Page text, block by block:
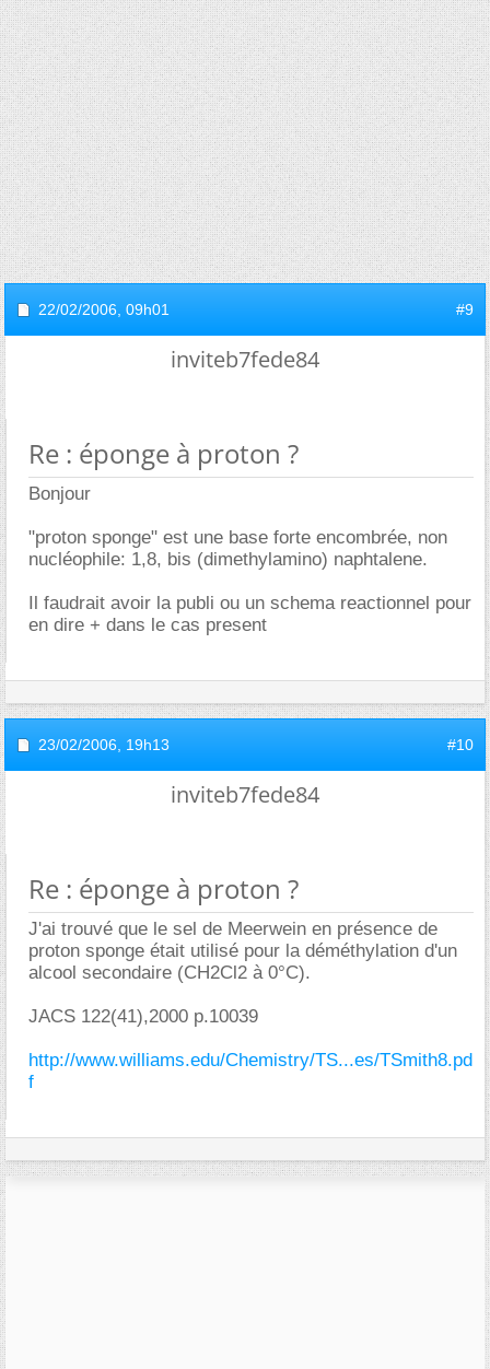
22/02/2006, 09h01 #9
inviteb7fede84
Re : éponge à proton ?
Bonjour
"proton sponge" est une base forte encombrée, non
nucléophile: 1,8, bis (dimethylamino) naphtalene.
Il faudrait avoir la publi ou un schema reactionnel pour
en dire + dans le cas present
23/02/2006, 19h13 #10
inviteb7fede84
Re : éponge à proton ?
J'ai trouvé que le sel de Meerwein en présence de
proton sponge était utilisé pour la déméthylation d'un
alcool secondaire (CH2Cl2 à 0°C).
JACS 122(41),2000 p.10039
http://www.williams.edu/Chemistry/TS...es/TSmith8.pd
f